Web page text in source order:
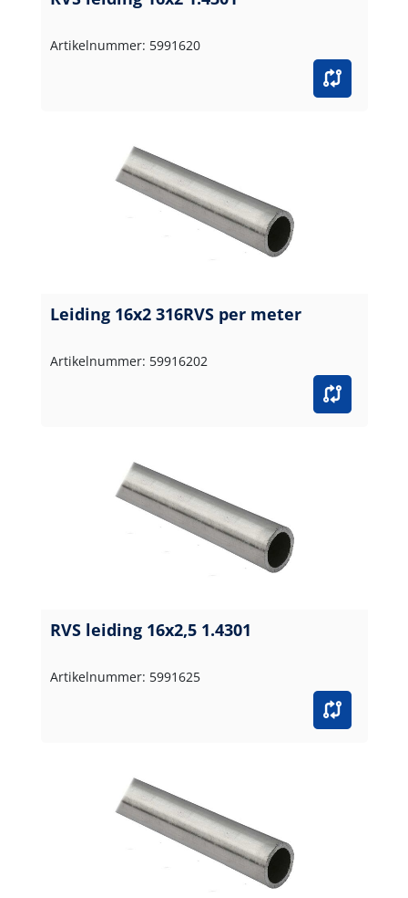
Artikelnummer: 5991620
Leiding 16x2 316RVS per meter
Artikelnummer: 59916202
RVS leiding 16x2,5 1.4301
Artikelnummer: 5991625